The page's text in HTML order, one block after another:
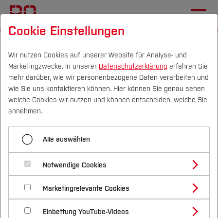
Campus Personen DE|EN Quicklinks
Studium
Studienangebote
Bachelorstudiengänge
Masterstudiengänge
Vor dem Studium
Bewerben & Einschreiben
Bewerbungsportal
Im Studium
Studienbüros und Prüfungen
Nach dem Studium
Forschung & Transfer
Profil
Forschungs- und Transferprofil
Schwerpunkte (FuT)
Beratung & Förderung
Nachhaltigkeit
Nachhaltigkeit studieren
International
IT-Systeme für neue
Technologien entwickeln
27.03.2025
Niklas Schütrumpf studiert
Informatik und forscht im Projekt
GPS:NO.
Cookie Einstellungen
Wir nutzen Cookies auf unserer Website für Analyse- und
Marketingzwecke. In unserer Datenschutzerklärung erfahren Sie
mehr darüber, wie wir personenbezogene Daten verarbeiten und
wie Sie uns kontaktieren können. Hier können Sie genau sehen
welche Cookies wir nutzen und können entscheiden, welche Sie
annehmen.
Alle auswählen
Notwendige Cookies
Marketingrelevante Cookies
Einbettung YouTube-Videos